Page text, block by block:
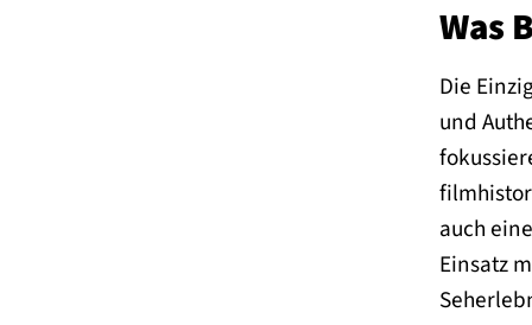
Was
Die
und
auch
Einsatz